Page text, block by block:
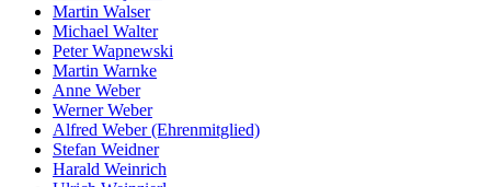
Martin Walser
Michael Walter
Peter Wapnewski
Martin Warnke
Anne Weber
Werner Weber
Alfred Weber (Ehrenmitglied)
Stefan Weidner
Harald Weinrich